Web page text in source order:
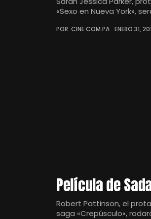
«Sexo en Nueva York»,
POR: CINE.COM.PA ENERO 31,
Película de
Robert Pattinson, el
saga «Crepúsculo«,